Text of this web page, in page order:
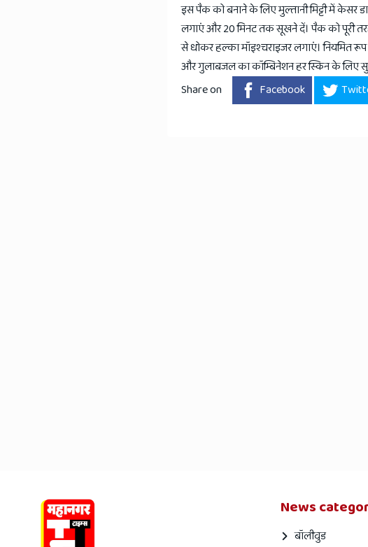
इस पैक को बनाने के लिए मुल्तानी मिट्टी में
लगाएं और 20 मिनट तक सूखने दें। पैक को पूरी
से धोकर हल्का मॉइश्चराइजर लगाएं। नियमित
और गुलाबजल का कॉम्बिनेशन हर स्किन के लिए
Share on
Facebook
News
बॉलीवुड